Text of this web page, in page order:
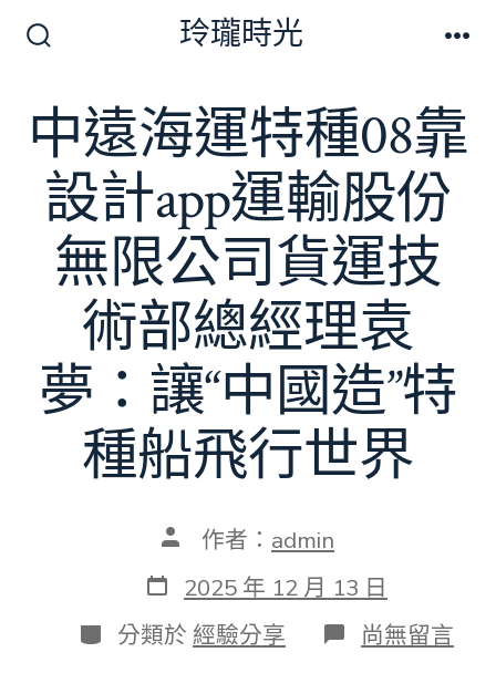
切
換
開
關
玲瓏時光
中遠海運特種08靠
設計app運輸股份
無限公司貨運技
術部總經理袁
夢：讓“中國造”特
種船飛行世界
文
作
者
作者： admin
發
表
日
期
2025 年 12 月 13 日
分
類
分類於 經驗分享 在
〈中
尚無留言